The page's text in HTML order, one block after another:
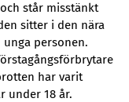
står misstänkt
sitter i den nära
personen.
har varit
under 18 år.